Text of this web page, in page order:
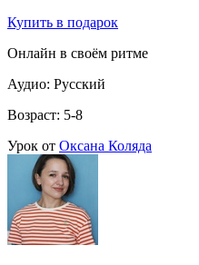
Купить в подарок
Онлайн в своём ритме
Аудио: Русский
Возраст: 5-8
Урок от Оксана Коляда